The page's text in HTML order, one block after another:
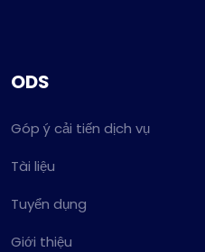
ODS
Góp ý cải tiến dịch vụ
Tài liệu
Tuyển dụng
Giới thiệu